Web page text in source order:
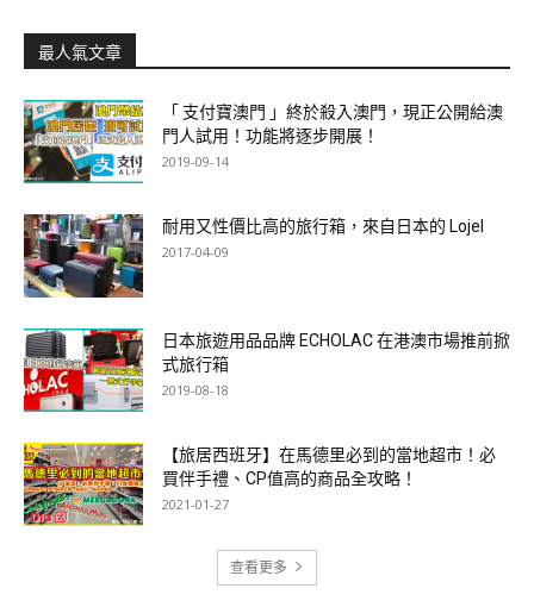
最人氣文章
「 支付寶澳門 」終於殺入澳門，現正公開給澳
門人試用！功能將逐步開展！
2019-09-14
耐用又性價比高的旅行箱，來自日本的 Lojel
2017-04-09
日本旅遊用品品牌 ECHOLAC 在港澳市場推前掀
式旅行箱
2019-08-18
【旅居西班牙】在馬德里必到的當地超市！必
買伴手禮、CP值高的商品全攻略！
2021-01-27
查看更多